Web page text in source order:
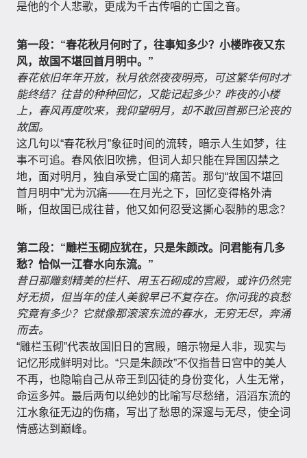
是他的个人悲歌，更成为千古传唱的亡国之音。
第一段：“春花秋月何时了，往事知多少？小楼昨夜又东
风，故国不堪回首月明中。”
春花依旧年年开放，秋月依然夜夜明亮，可这繁华何时才
能终结？往昔的种种回忆，又能记起多少？昨夜的小楼
上，春风再度吹来，我仰望明月，却不敢回首那已沦丧的
故国。
这几句以“春花秋月”象征时间的流转，暗示人生如梦，往
事不可追。春风依旧吹拂，但词人却只能在异国囚禁之
地，面对明月，独自承受亡国的痛苦。那句“故国不堪回
首月明中”尤为沉痛——在月光之下，回忆变得格外清
晰，但故国已成往昔，他又如何忍受这撕心裂肺的思念？
第二段：“雕栏玉砌应犹在，只是朱颜改。问君能有几多
愁？恰似一江春水向东流。”
昔日那雕刻精美的栏杆、用玉石砌成的宫殿，或许仍然完
好无损，但当年的佳人美貌早已不复存在。你问我的哀愁
究竟有多少？它就像那滚滚东流的春水，无穷无尽，奔涌
而去。
“雕栏玉砌”代表故国旧日的宫殿，暗示物是人非，现实与
记忆形成鲜明对比。“只是朱颜改”不仅指昔日宫中的美人
不再，也隐喻自己从帝王到囚徒的身份变化，人生无常，
命运多舛。最后两句以绝妙的比喻写尽愁绪，滔滔东流的
江水象征无边的伤痛，写出了愁思的深邃与无尽，使全词
情感达到巅峰。